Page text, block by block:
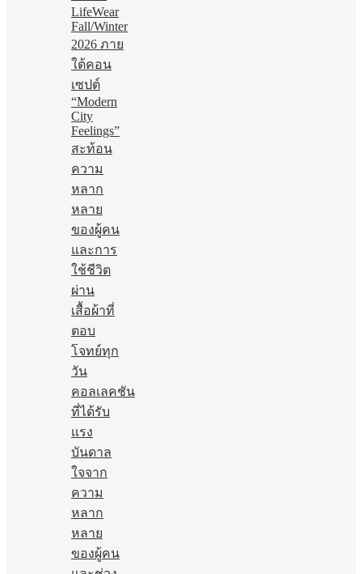
LifeWear
Fall/Winter
2026 ภาย
ใต้คอน
เซปต์
“Modern
City
Feelings”
สะท้อน
ความ
หลาก
หลาย
ของผู้คน
และการ
ใช้ชีวิต
ผ่าน
เสื้อผ้าที่
ตอบ
โจทย์ทุก
วัน
คอลเลคชัน
ที่ได้รับ
แรง
บันดาล
ใจจาก
ความ
หลาก
หลาย
ของผู้คน